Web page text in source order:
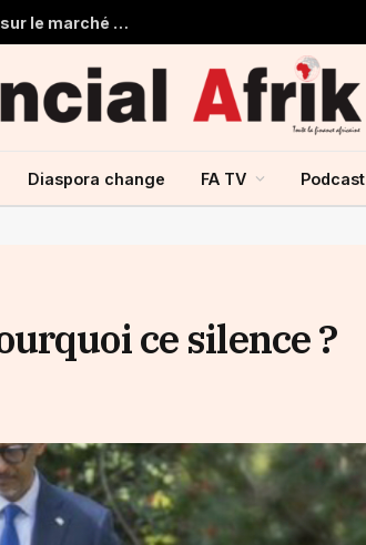
Togo : Le Trésor Public obtient 22 milliards de FCFA sur le marché financier de l’UMOA
Diaspora change FA TV Podcast
ce silence ?